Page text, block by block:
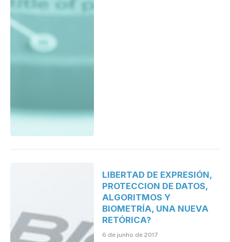
LIBERTAD DE EXPRESIÓN,
PROTECCION DE DATOS,
ALGORITMOS Y
BIOMETRÍA, UNA NUEVA
RETÓRICA?
6 de junho de 2017